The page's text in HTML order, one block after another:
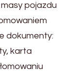
pojazdu
dokumenty:
karta